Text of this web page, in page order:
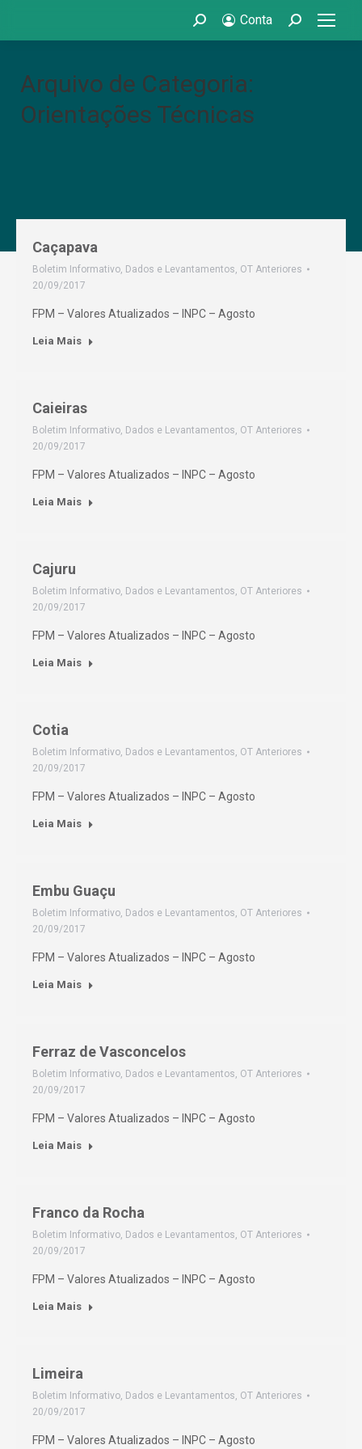
Search: Conta Search:
Arquivo de Categoria:
Orientações Técnicas
Caçapava
Boletim Informativo, Dados e Levantamentos, OT Anteriores
20/09/2017
FPM – Valores Atualizados – INPC – Agosto
Leia Mais
Caieiras
Boletim Informativo, Dados e Levantamentos, OT Anteriores
20/09/2017
FPM – Valores Atualizados – INPC – Agosto
Leia Mais
Cajuru
Boletim Informativo, Dados e Levantamentos, OT Anteriores
20/09/2017
FPM – Valores Atualizados – INPC – Agosto
Leia Mais
Cotia
Boletim Informativo, Dados e Levantamentos, OT Anteriores
20/09/2017
FPM – Valores Atualizados – INPC – Agosto
Leia Mais
Embu Guaçu
Boletim Informativo, Dados e Levantamentos, OT Anteriores
20/09/2017
FPM – Valores Atualizados – INPC – Agosto
Leia Mais
Ferraz de Vasconcelos
Boletim Informativo, Dados e Levantamentos, OT Anteriores
20/09/2017
FPM – Valores Atualizados – INPC – Agosto
Leia Mais
Franco da Rocha
Boletim Informativo, Dados e Levantamentos, OT Anteriores
20/09/2017
FPM – Valores Atualizados – INPC – Agosto
Leia Mais
Limeira
Boletim Informativo, Dados e Levantamentos, OT Anteriores
20/09/2017
FPM – Valores Atualizados – INPC – Agosto